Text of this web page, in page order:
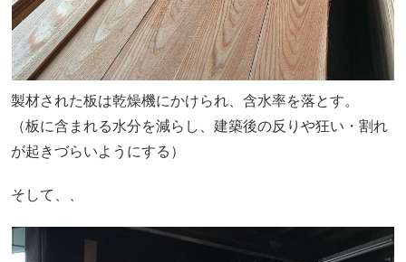
製材された板は乾燥機にかけられ、含水率を落とす。
（板に含まれる水分を減らし、建築後の反りや狂い・割れ
が起きづらいようにする）
そして、、